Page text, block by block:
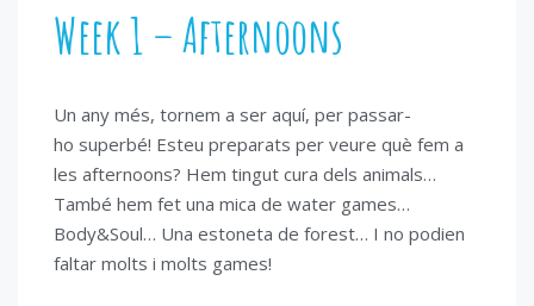
Week 1 – Afternoons
Un any més, tornem a ser aquí, per passar-
ho superbé! Esteu preparats per veure què fem a
les afternoons? Hem tingut cura dels animals…
També hem fet una mica de water games…
Body&Soul… Una estoneta de forest… I no podien
faltar molts i molts games!